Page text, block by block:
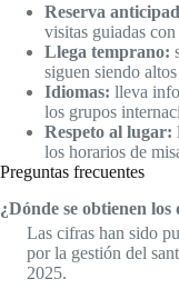
Reserva
visitas guiadas
Llega temprano:
siguen siendo
Idiomas: lleva
los grupos
Respeto al lugar:
los horarios de
Preguntas frecuentes
¿Dónde se obtienen los
Las cifras han sido
por la gestión del
2025.